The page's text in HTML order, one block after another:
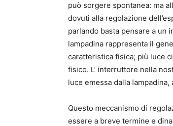
può sorgere spontanea: ma
dovuti alla regolazione
parlando basta pensare a un
lampadina rappresenta il
caratteristica fisica; più luce
fisico. L’ interruttore nella
luce emessa dalla
Questo meccanismo di
essere a breve termine e